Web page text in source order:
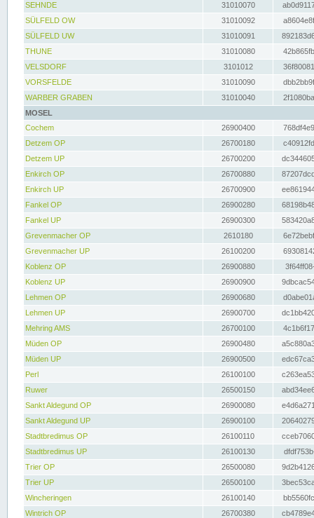
SEHNDE
31010070
SÜLFELD OW
31010092
SÜLFELD UW
31010091
THUNE
31010080
VELSDORF
3101012
VORSFELDE
31010090
WARBER GRABEN
31010040
MOSEL
Cochem
26900400
Detzem OP
26700180
Detzem UP
26700200
Enkirch OP
26700880
Enkirch UP
26700900
Fankel OP
26900280
Fankel UP
26900300
Grevenmacher OP
2610180
Grevenmacher UP
26100200
Koblenz OP
26900880
Koblenz UP
26900900
Lehmen OP
26900680
Lehmen UP
26900700
Mehring AMS
26700100
Müden OP
26900480
Müden UP
26900500
Perl
26100100
Ruwer
26500150
Sankt Aldegund OP
26900080
Sankt Aldegund UP
26900100
Stadtbredimus OP
26100110
Stadtbredimus UP
26100130
Trier OP
26500080
Trier UP
26500100
Wincheringen
26100140
Wintrich OP
26700380